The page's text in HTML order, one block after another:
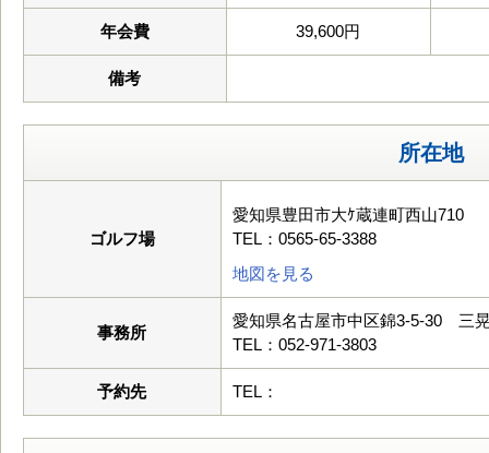
年会費 39,600円
備考
所在地
ゴルフ場
愛知県豊田市大ｹ蔵連町西山710
TEL：0565-65-3388
地図を見る
事務所
愛知県名古屋市中区錦3-5-30 三
TEL：052-971-3803
予約先 TEL：